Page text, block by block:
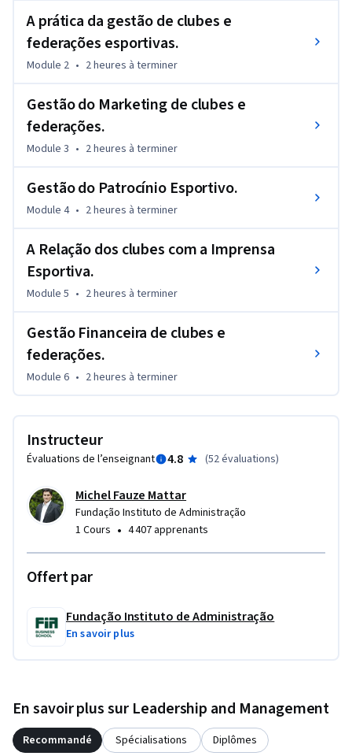
A prática da gestão de clubes e
federações esportivas.
Module 2 • 2 heures à terminer
Gestão do Marketing de clubes e
federações.
Module 3 • 2 heures à terminer
Gestão do Patrocínio Esportivo.
Module 4 • 2 heures à terminer
A Relação dos clubes com a Imprensa
Esportiva.
Module 5 • 2 heures à terminer
Gestão Financeira de clubes e
federações.
Module 6 • 2 heures à terminer
Instructeur
Évaluations de l’enseignant 4.8 (52 évaluations)
Michel Fauze Mattar
Fundação Instituto de Administração
1 Cours • 4 407 apprenants
Offert par
Fundação Instituto de Administração
En savoir plus
En savoir plus sur Leadership and Management
Recommandé Spécialisations Diplômes